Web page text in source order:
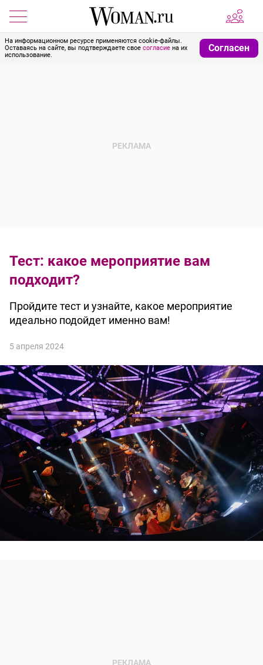
На информационном ресурсе применяются cookie-файлы.
Оставаясь на сайте, вы подтверждаете свое согласие на их
использование.
Согласен
Тест: какое мероприятие вам
подходит?
Пройдите тест и узнайте, какое мероприятие
идеально подойдет именно вам!
5 апреля 2024